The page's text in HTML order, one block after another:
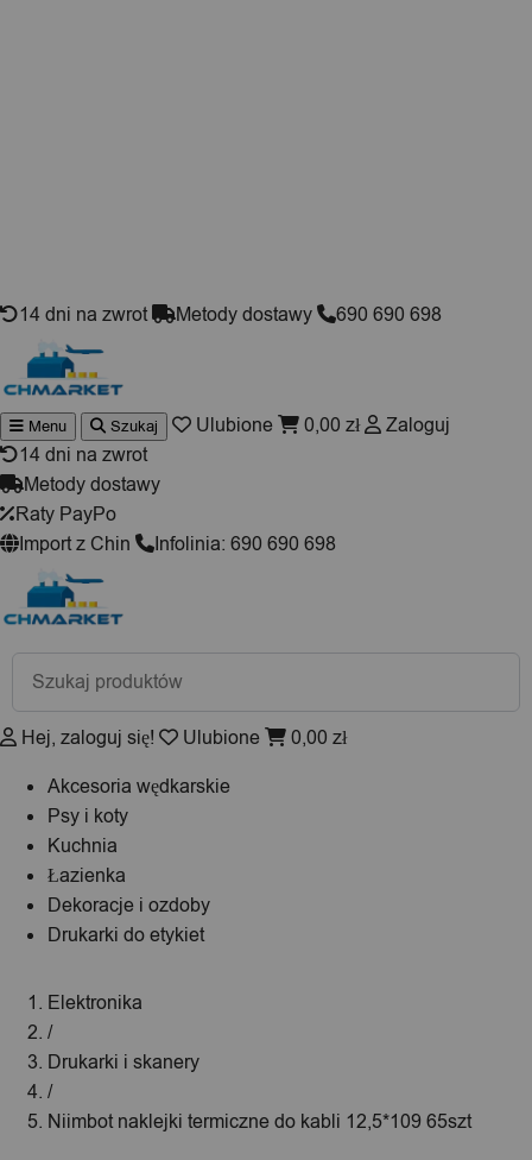
14 dni na zwrot Metody dostawy 690 690 698
Wyszukiwarka
produktów
Menu Szukaj Ulubione 0,00 zł
Zaloguj
14 dni na zwrot
Metody dostawy
Raty PayPo
Import z Chin
Infolinia: 690 690 698
Wyszukiwarka
produktów
Hej, zaloguj się! Ulubione 0,00 zł
Akcesoria wędkarskie
Psy i koty
Kuchnia
Łazienka
Dekoracje i ozdoby
Drukarki do etykiet
Elektronika
/
Drukarki i skanery
/
Niimbot naklejki termiczne do kabli 12,5*109 65szt